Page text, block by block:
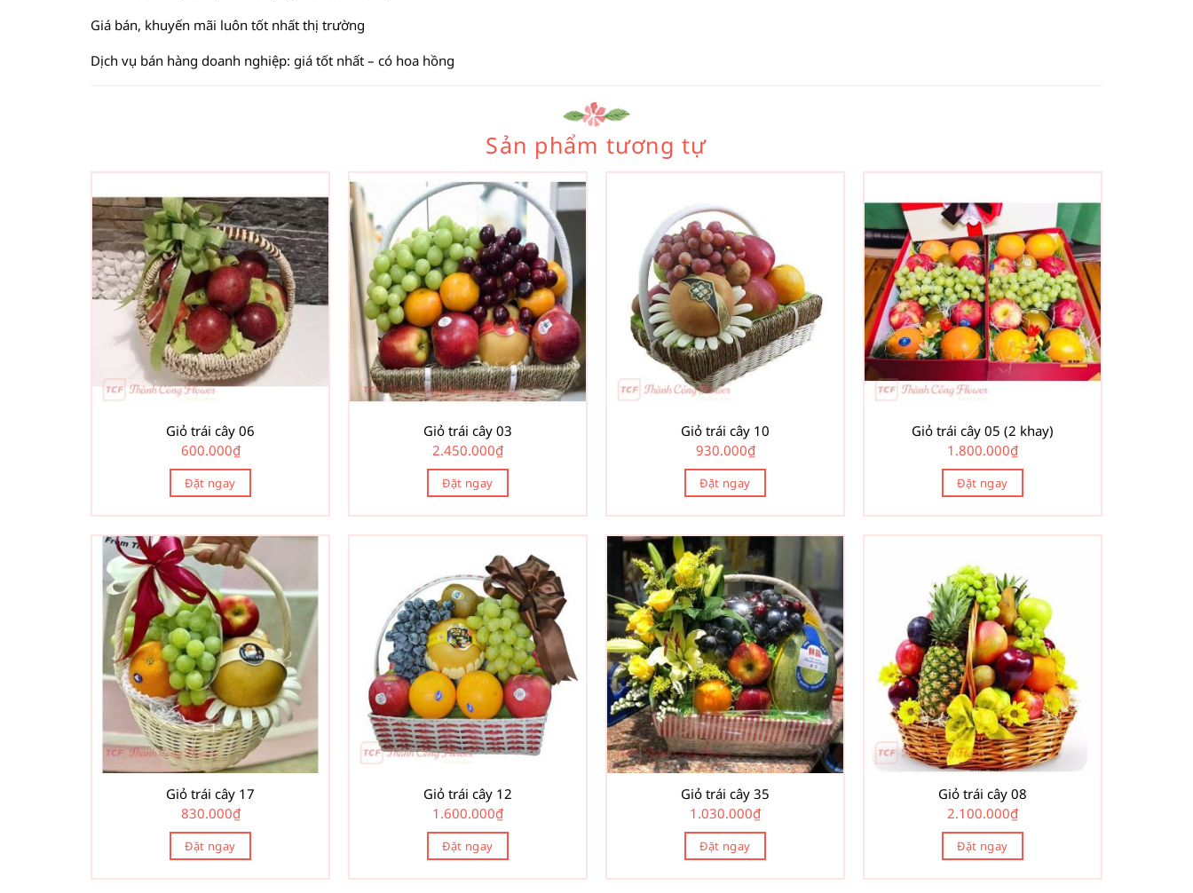
Giá bán, khuyến mãi luôn tốt nhất thị trường
Dịch vụ bán hàng doanh nghiệp: giá tốt nhất – có hoa hồng
Sản phẩm tương tự
Giỏ trái cây 06
600.000₫
Đặt ngay
Giỏ trái cây 03
2.450.000₫
Đặt ngay
Giỏ trái cây 10
930.000₫
Đặt ngay
Giỏ trái cây 05 (2 khay)
1.800.000₫
Đặt ngay
Giỏ trái cây 17
830.000₫
Đặt ngay
Giỏ trái cây 12
1.600.000₫
Đặt ngay
Giỏ trái cây 35
1.030.000₫
Đặt ngay
Giỏ trái cây 08
2.100.000₫
Đặt ngay